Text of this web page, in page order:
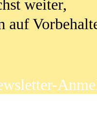
weiter,
auf